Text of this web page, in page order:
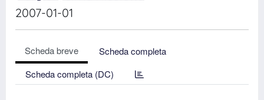
2007-01-01
Scheda breve
Scheda completa
Scheda completa (DC)